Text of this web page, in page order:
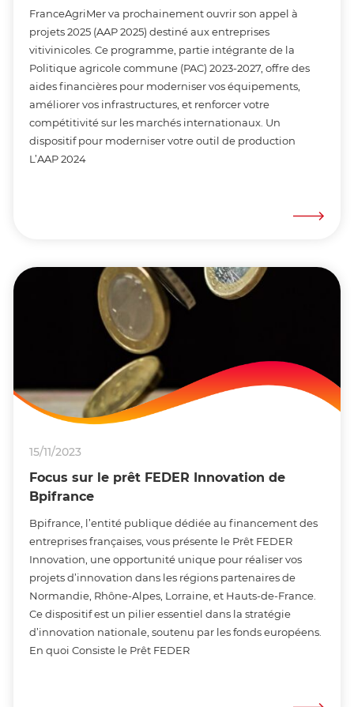
FranceAgriMer va prochainement ouvrir son appel à
projets 2025 (AAP 2025) destiné aux entreprises
vitivinicoles. Ce programme, partie intégrante de la
Politique agricole commune (PAC) 2023-2027, offre des
aides financières pour moderniser vos équipements,
améliorer vos infrastructures, et renforcer votre
compétitivité sur les marchés internationaux. Un
dispositif pour moderniser votre outil de production
L’AAP 2024
Focus sur le prêt FEDER Innovation de
Bpifrance
15/11/2023
Bpifrance, l’entité publique dédiée au financement des
entreprises françaises, vous présente le Prêt FEDER
Innovation, une opportunité unique pour réaliser vos
projets d’innovation dans les régions partenaires de
Normandie, Rhône-Alpes, Lorraine, et Hauts-de-France.
Ce dispositif est un pilier essentiel dans la stratégie
d’innovation nationale, soutenu par les fonds européens.
En quoi Consiste le Prêt FEDER